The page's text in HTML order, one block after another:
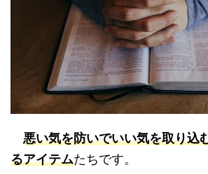
悪い気を防いでいい気を取り込
るアイテムたちです。